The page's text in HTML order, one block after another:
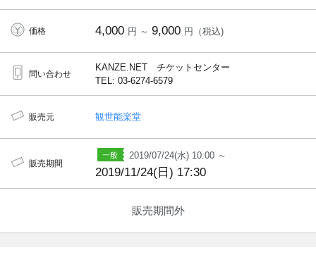
価格 4,000 円 ～ 9,000 円（税込)
問い合わせ
KANZE.NET チケットセンター
TEL: 03-6274-6579
販売元 観世能楽堂
販売期間
2019/07/24(水) 10:00 ～
2019/11/24(日) 17:30
販売期間外